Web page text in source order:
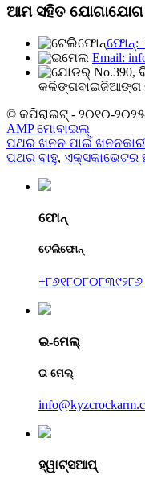
ଆମ ସହିତ
ଫୋନ୍:
Email:
କଳିଙ୍ଗବାଇଜିଆଙ୍ଗ
© କପିରାଇଟ୍ - ୨୦୧୦-
AMP ମୋବାଇଲ୍
ପଥର ଖନନ ପାଇଁ
ପଥର ବାହୁ, ଏକ୍ସକାଭେଟର
ଫୋନ୍
ଟେଲିଫୋନ୍
+୮୬୧୮୦୮୦୮୩୯୨୮୬
ଇ-ମେଲ୍
ଇ-ମେଲ୍
ହ୍ୱାଟ୍ସଆପ୍